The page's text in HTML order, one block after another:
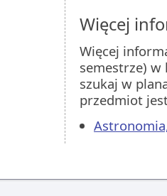
Więcej
Więcej
semestrze)
szukaj w
przedmiot